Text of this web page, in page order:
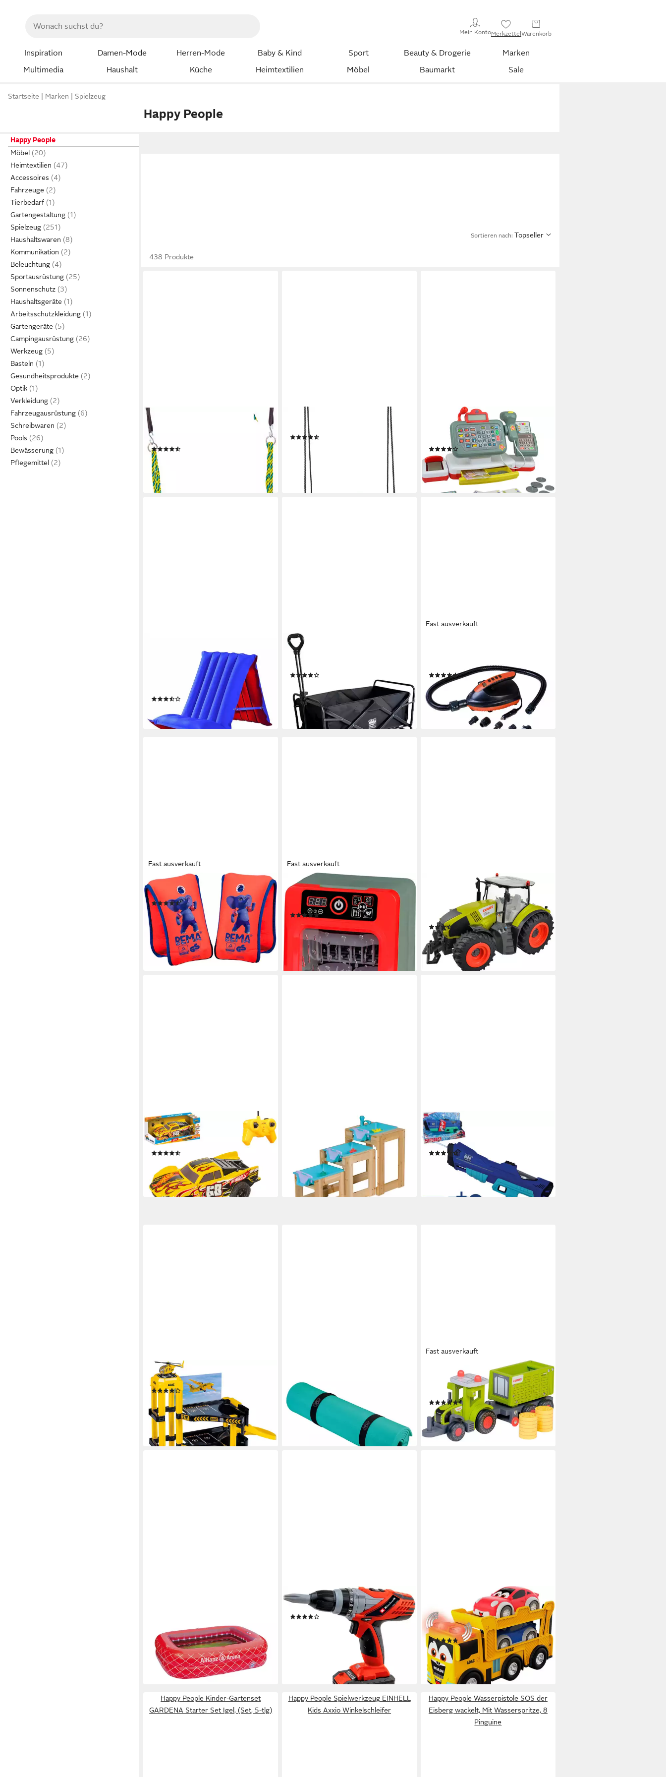
Mein KontoMerkzettelWarenkorb
Inspiration Damen-Mode Herren-Mode Baby & Kind Sport Beauty & Drogerie
Marken
Multimedia
Haushalt Küche Heimtextilien Möbel Baumarkt Sale
Startseite Marken Spielzeug
Happy People
Happy People
Möbel
Heimtextilien
Accessoires
Fahrzeuge
Tierbedarf
Gartengestaltung
Spielzeug
Haushaltswaren
Kommunikation
Beleuchtung
Sportausrüstung
Sonnenschutz
Haushaltsgeräte
Arbeitsschutzkleidung
Gartengeräte
Campingausrüstung
Werkzeug
Basteln
Gesundheitsprodukte
Optik
Verkleidung
Fahrzeugausrüstung
Schreibwaren
Pools
Bewässerung
Pflegemittel
Sortieren nach: Topseller
438 Produkte
Babyschaukelsitz 3in1 Schaukel
Joylissimo
24,99 €
-38%
lieferbar - in 1-2 Werktagen bei dir
HAPPY PEOPLE
Nestschaukel-Sitz
27,97 €
-53%
lieferbar - in 2-3 Werktagen bei dir
HAPPY PEOPLE
Spielkasse, (21-tlg), mit
Rechnerfunktion und LCD Bildschirm
(16)
17,96 € UVP29,99 €
-40%
lieferbar - in 1-2 Werktagen bei dir
Luftmatratze Sitz-Liegematratze
aufblasbar Blau/Rot, (1-St),
Luftmatratze, Mikrofaser,
Campingbett, mit Reparaturset
(6)
ab 37,29 €
lieferbar - in 3-4 Werktagen bei dir
HAPPY PEOPLE
Bollerwagen Faltbarer Bollerwagen
ca. 100x50x59cm, faltbar
ab 54,42 €
-40%
lieferbar - in 2-3 Werktagen bei dir
Fast ausverkauft
Elektropumpe (12V)
(1)
64,99 €
lieferbar - in 2-3 Werktagen bei dir
Fast ausverkauft
HAPPY PEOPLE
Schwimmflügel BEMA
(3)
19,86 € UVP29,99 €
-34%
lieferbar - in 1-2 Werktagen bei dir
Fast ausverkauft
HAPPY PEOPLE
Kinder-Geschirrspüler, mit Licht- und
Sound
(6)
10,43 € UVP
-53%
lieferbar - in 1-2 Werktagen bei dir
RC-Traktor CLAAS Lexion 870, mit
Fernbedienung und bis zu 25 m
Reichweite
ab 59,90 € UVP79,99 €
-25%
lieferbar in 2 Wochen
HAPPY PEOPLE
RC-Truck Hot Wheels Lets Race Baja
Truck
UVP29,99 €
-51%
lieferbar - in 1-2 Werktagen bei dir
Wasserspieltisch 3er Set
UVP89,99 €
lieferbar - in 1-2 Werktagen bei dir
HAPPY PEOPLE
Wasserpistole elektronisch, ca. 42
cm
(3)
ab 17,76 € UVP 25,99 €
lieferbar - in 2-3 Werktagen bei dir
HAPPY PEOPLE
Spiel-Parkgarage ADAC
(17)
10,34 € UVP 19,99 €
-48%
lieferbar in 8 Wochen
Isomatte 78055, 180 x 50 cm, für
Camping, Sport oder Yoga, 1 Farbe
zufällig
8,04 €
lieferbar - in 3-4 Werktagen bei dir
Fast ausverkauft
HAPPY PEOPLE
Spielzeug-Traktor CLAAS Kids Axion
870, aus Holz, mit Kipper
(1)
26,00 € UVP 44,99 €
-42%
lieferbar - in 1-2 Werktagen bei dir
(1-tlg), Allianz Arena
ab 39,95 €
lieferbar - in 2-3 Werktagen bei dir
HAPPY PEOPLE
Kinder-Akkuschrauber EINHELL Kids
14,99 €
lieferbar - in 1-2 Werktagen bei dir
Spielzeug-Auto ADAC MAN
Autotransporter, inklusive 2 Autos;
mit Licht- und Soundeffekt
(8)
12,51 € 17,99 €
-30%
lieferbar - in 1-2 Werktagen bei dir
Happy People Kinder-Gartenset
GARDENA Starter Set Igel, (Set, 5-tlg)
Happy People Spielwerkzeug EINHELL
Kids Axxio Winkelschleifer
Happy People Wasserpistole SOS der
Eisberg wackelt, Mit Wasserspritze, 8
Pinguine